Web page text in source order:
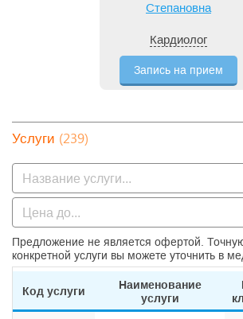
Степановна
Кардиолог
Запись на прием
Услуги (239)
Предложение не является офертой.
конкретной услуги вы можете уточнить в
Код услуги
Наименование
услуги